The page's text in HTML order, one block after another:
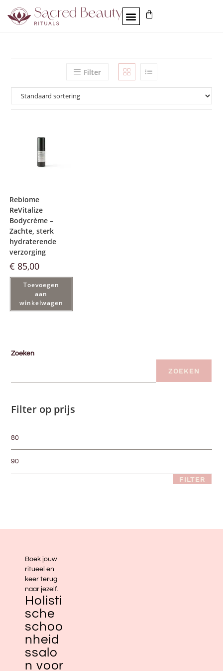
Filter
Rebiome
ReVitalize
Bodycrème –
Zachte, sterk
hydraterende
verzorging
€ 85,00
Toevoegen
aan
winkelwagen
Zoeken
ZOEKEN
Filter op prijs
FILTER
Boek jouw
ritueel en
keer terug
naar jezelf.
Holisti
sche
schoo
nheid
ssalo
n voor